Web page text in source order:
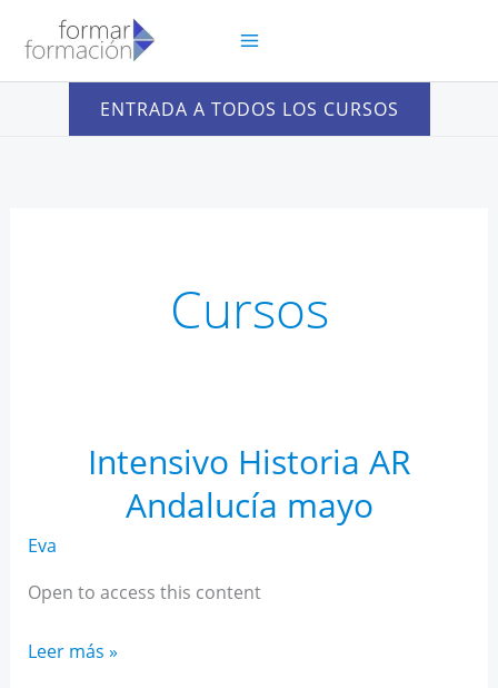
contenido
ENTRADA A TODOS LOS CURSOS
Cursos
Intensivo Historia AR
Andalucía mayo
Eva
Open to access this content
Intensivo
Leer más »